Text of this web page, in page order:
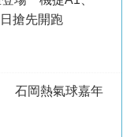
搶先開跑
石岡熱氣球嘉年